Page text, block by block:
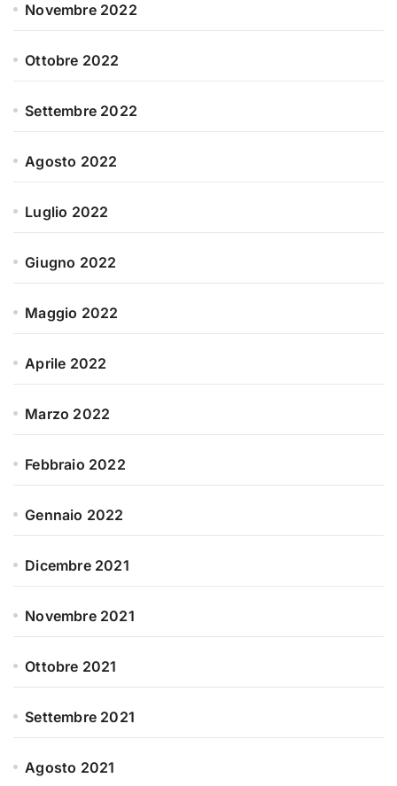
Novembre 2022
Ottobre 2022
Settembre 2022
Agosto 2022
Luglio 2022
Giugno 2022
Maggio 2022
Aprile 2022
Marzo 2022
Febbraio 2022
Gennaio 2022
Dicembre 2021
Novembre 2021
Ottobre 2021
Settembre 2021
Agosto 2021